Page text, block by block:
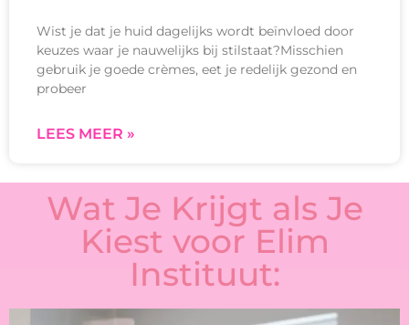
Wist je dat je huid dagelijks wordt beïnvloed door
keuzes waar je nauwelijks bij stilstaat?Misschien
gebruik je goede crèmes, eet je redelijk gezond en
probeer
LEES MEER »
Wat Je Krijgt als Je
Kiest voor Elim
Instituut: